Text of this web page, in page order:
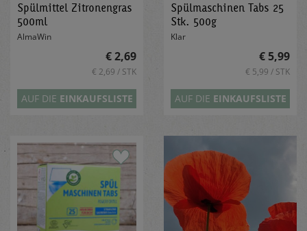
Spülmittel Zitronengras
500ml
AlmaWin
€ 2,69
€ 2,69 / STK
AUF DIE EINKAUFSLISTE
Spülmaschinen Tabs 25
Stk. 500g
Klar
€ 5,99
€ 5,99 / STK
AUF DIE EINKAUFSLISTE